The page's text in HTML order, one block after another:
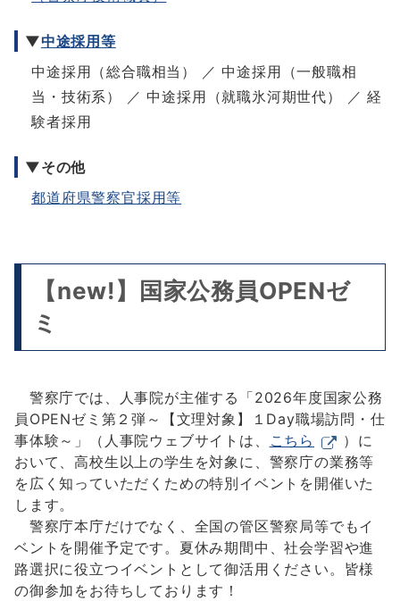
▼中途採用等
中途採用（総合職相当） ／ 中途採用（一般職相
当・技術系） ／ 中途採用（就職氷河期世代） ／ 経
験者採用
▼その他
都道府県警察官採用等
【new!】国家公務員OPENゼ
ミ
警察庁では、人事院が主催する「2026年度国家公務
員OPENゼミ第２弾～【文理対象】１Day職場訪問・仕
事体験～」（人事院ウェブサイトは、
こちら
）に
おいて、高校生以上の学生を対象に、警察庁の業務等
を広く知っていただくための特別イベントを開催いた
します。
警察庁本庁だけでなく、全国の管区警察局等でもイ
ベントを開催予定です。夏休み期間中、社会学習や進
路選択に役立つイベントとして御活用ください。皆様
の御参加をお待ちしております！